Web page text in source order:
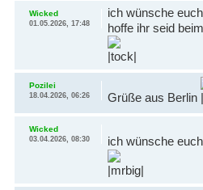
ich wünsche
hoffe ihr seid
Wicked
01.05.2026, 17:48
Grüße aus Berlin
Pozilei
18.04.2026, 06:26
ich wünsche
Wicked
03.04.2026, 08:30